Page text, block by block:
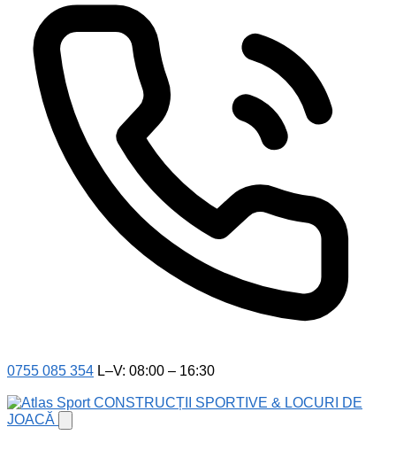
0755 085 354 L–V: 08:00 – 16:30
CONSTRUCȚII SPORTIVE & LOCURI DE
JOACĂ